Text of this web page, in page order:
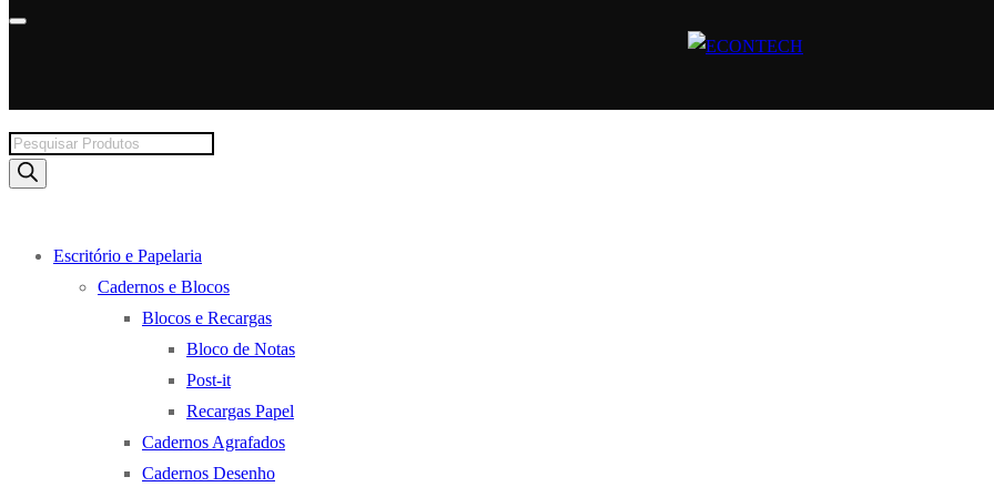
Products
search
Escritório e Papelaria
Cadernos e Blocos
Blocos e Recargas
Bloco de Notas
Post-it
Recargas Papel
Cadernos Agrafados
Cadernos Desenho